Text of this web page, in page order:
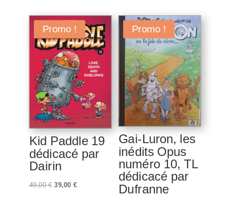
Promo !
Kid Paddle 19
dédicacé par
Dairin
49,00€ Le
39,00 €Le
Promo !
Gai-Luron, les
inédits Opus
numéro 10, TL
dédicacé par
Dufranne